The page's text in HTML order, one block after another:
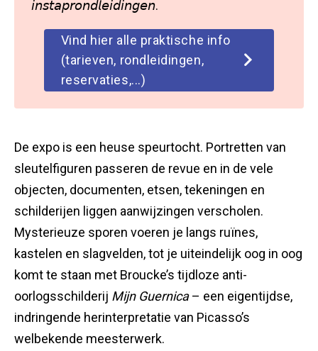
𝘪𝘯𝘴𝘵𝘢𝘱𝘳𝘰𝘯𝘥𝘭𝘦𝘪𝘥𝘪𝘯𝘨𝘦𝘯.
Vind hier alle praktische info
(tarieven, rondleidingen,
reservaties,...)
De expo is een heuse speurtocht. Portretten van
sleutelfiguren passeren de revue en in de vele
objecten, documenten, etsen, tekeningen en
schilderijen liggen aanwijzingen verscholen.
Mysterieuze sporen voeren je langs ruïnes,
kastelen en slagvelden, tot je uiteindelijk oog in oog
komt te staan met Broucke’s tijdloze anti-
oorlogsschilderij Mijn Guernica– een eigentijdse,
indringende herinterpretatie van Picasso’s
welbekende meesterwerk.